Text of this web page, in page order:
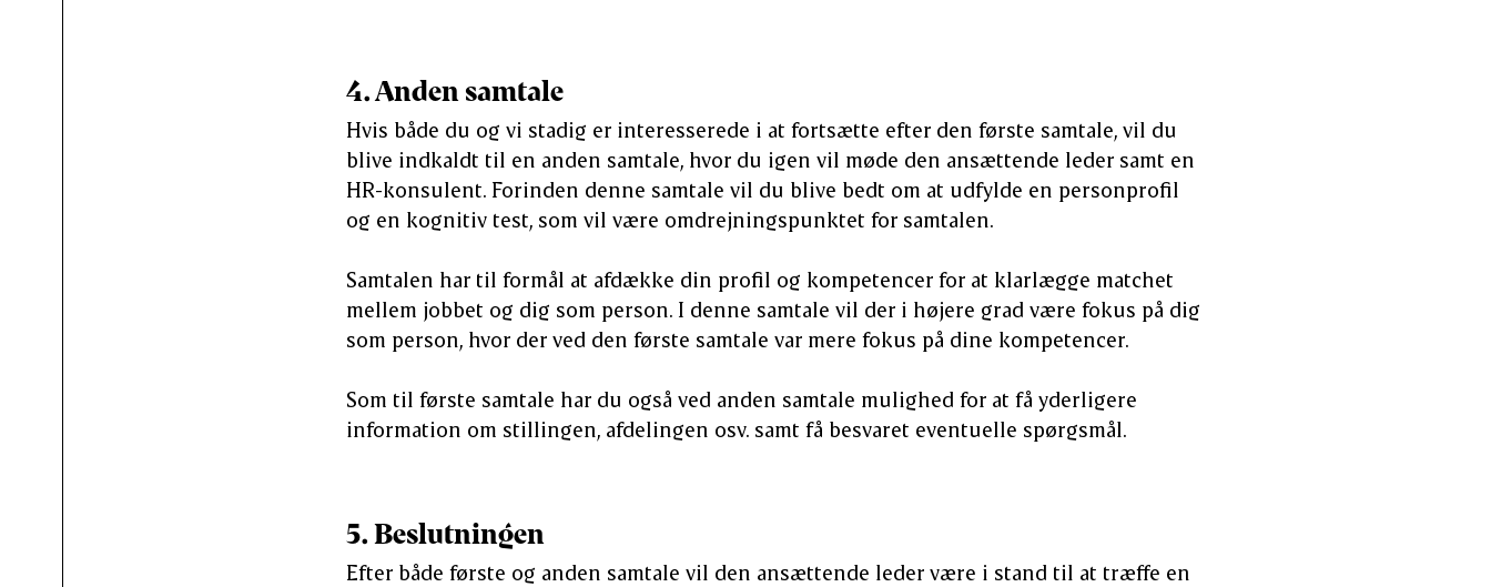
4. Anden samtale
Hvis både du og vi stadig er interesserede i at fortsætte efter den første samtale, vil du
blive indkaldt til en anden samtale, hvor du igen vil møde den ansættende leder samt en
HR-konsulent. Forinden denne samtale vil du blive bedt om at udfylde en personprofil
og en kognitiv test, som vil være omdrejningspunktet for samtalen.
Samtalen har til formål at afdække din profil og kompetencer for at klarlægge matchet
mellem jobbet og dig som person. I denne samtale vil der i højere grad være fokus på dig
som person, hvor der ved den første samtale var mere fokus på dine kompetencer.
Som til første samtale har du også ved anden samtale mulighed for at få yderligere
information om stillingen, afdelingen osv. samt få besvaret eventuelle spørgsmål.
5. Beslutningen
Efter både første og anden samtale vil den ansættende leder være i stand til at træffe en